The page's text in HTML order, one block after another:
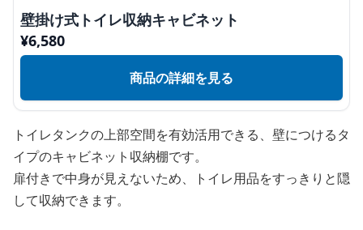
壁掛け式トイレ収納キャビネット
¥6,580
商品の詳細を見る
トイレタンクの上部空間を有効活用できる、壁につけるタ
イプのキャビネット収納棚です。
扉付きで中身が見えないため、トイレ用品をすっきりと隠
して収納できます。